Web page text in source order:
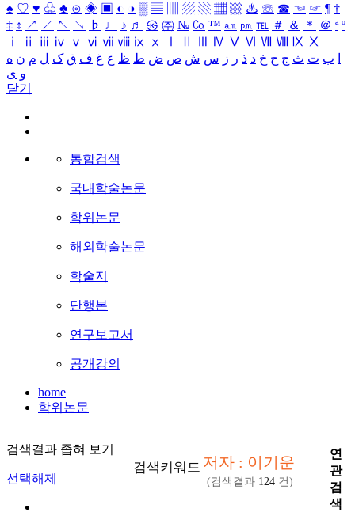
♠ ♡ ♥ ♧ ♣ ⊙ ◈ ▣ ◐ ◑ ▒ ▤ ▨ ▧ ▦ ▩ ♨ ☏ ☎ ☜ ☞ ¶ †
‡ ↕ ↗ ↙ ↖ ↘ ♭ ♩ ♪ ♬ ㉿ ㈜ № ㏇ ™ ㏂ ㏘ ℡ ＃ ＆ ＊ ＠ ª º
ⅰ
ⅱ ⅲ ⅳ ⅴ ⅵ ⅶ ⅷ ⅸ ⅹ Ⅳ Ⅴ Ⅵ Ⅶ Ⅷ Ⅸ Ⅹ
ب ت ث ج ح خ د ذ ر ز س ش ص ض ط ظ ع غ ف ق ک ل م ن ه
و ی
닫기
통합검색
국내학술논문
학위논문
해외학술논문
학술지
단행본
연구보고서
공개강의
home
학위논문
검색결과 좁혀 보기
선택해제
검색키워드 저자 : 이기운
(검색결과 124 건)
연
관
검
색